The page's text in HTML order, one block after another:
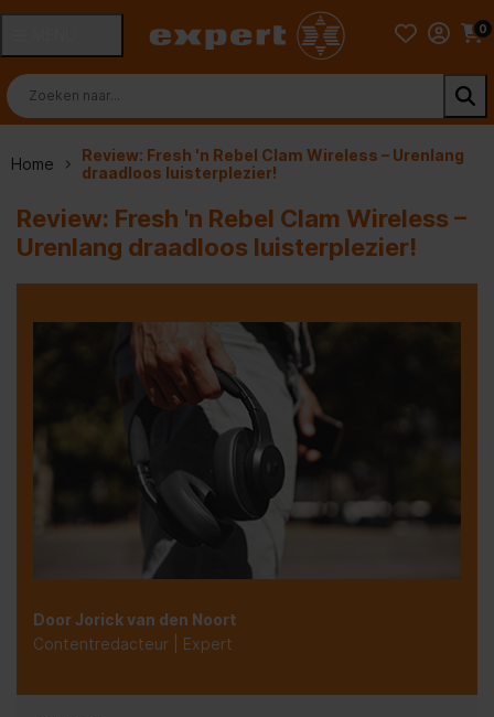
0
Home
Review: Fresh 'n Rebel Clam Wireless – Urenlang
draadloos luisterplezier!
Review: Fresh 'n Rebel Clam Wireless –
Urenlang draadloos luisterplezier!
Door Jorick van den Noort
Contentredacteur | Expert